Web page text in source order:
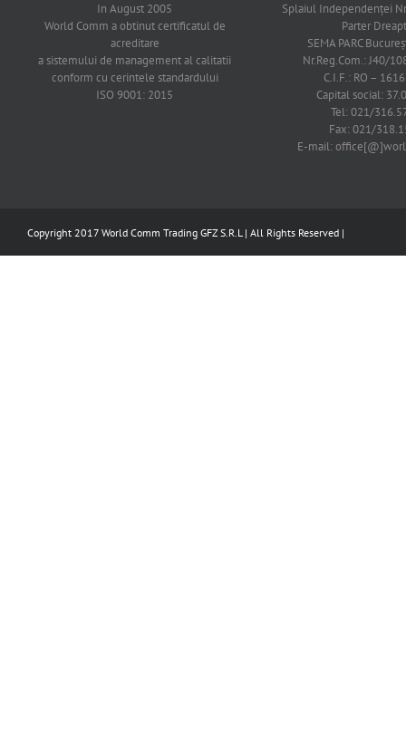
In August 2005
World Comm a obtinut certificatul de
acreditare
a sistemului de management al calitatii
conform cu cerintele standardului
ISO 9001: 2015
Splaiul Independenţei
Parter
SEMA PARC
Nr.Reg.Com.: J40/
C.I.F.: RO –
Capital social:
Tel: 021/
Fax: 021/
E-mail:
Copyright 2017 World Comm Trading GFZ S.R.L | All Rights Reserved |